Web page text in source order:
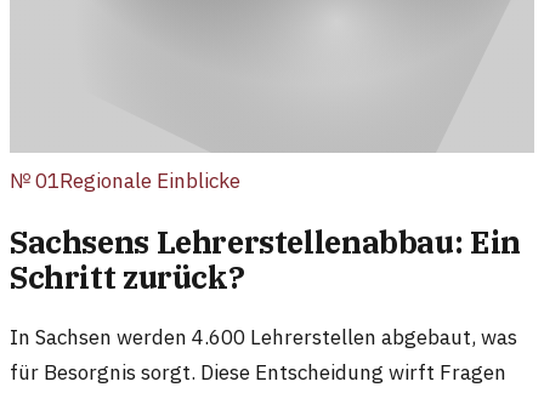
№01Regionale Einblicke
Sachsens Lehrerstellenabbau: Ein
Schritt zurück?
In Sachsen werden 4.600 Lehrerstellen abgebaut, was
für Besorgnis sorgt. Diese Entscheidung wirft Fragen